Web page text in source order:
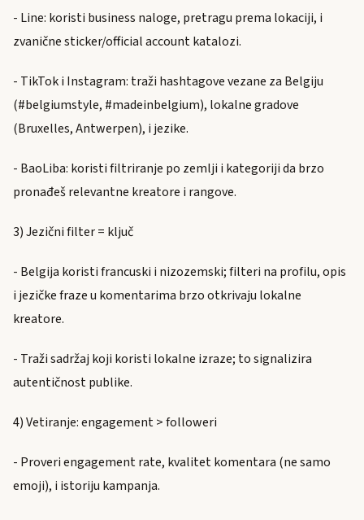
- Line: koristi business naloge, pretragu prema lokaciji, i
zvanične sticker/official account katalozi.
- TikTok i Instagram: traži hashtagove vezane za Belgiju
(#belgiumstyle, #madeinbelgium), lokalne gradove
(Bruxelles, Antwerpen), i jezike.
- BaoLiba: koristi filtriranje po zemlji i kategoriji da brzo
pronađeš relevantne kreatore i rangove.
3) Jezični filter = ključ
- Belgija koristi francuski i nizozemski; filteri na profilu, opis
i jezičke fraze u komentarima brzo otkrivaju lokalne
kreatore.
- Traži sadržaj koji koristi lokalne izraze; to signalizira
autentičnost publike.
4) Vetiranje: engagement > followeri
- Proveri engagement rate, kvalitet komentara (ne samo
emoji), i istoriju kampanja.